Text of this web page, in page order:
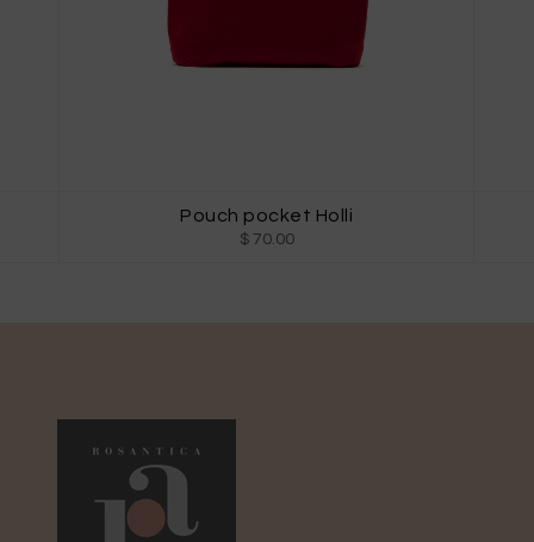
Pouch pocket Holli
$ 70.00